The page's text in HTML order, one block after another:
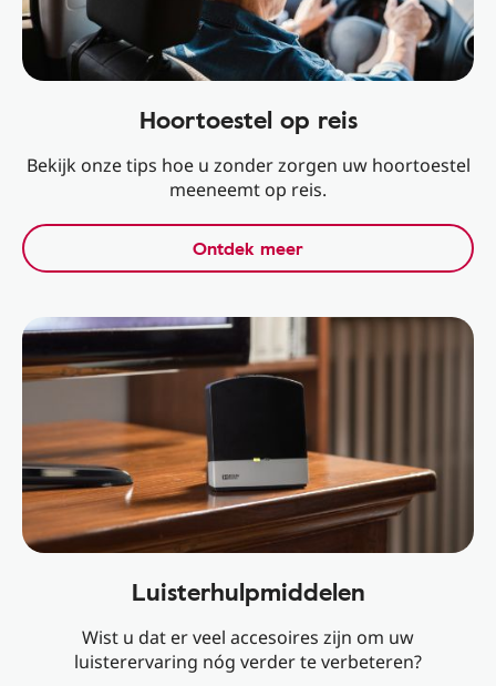
Hoortoestel op reis
Bekijk onze tips hoe u zonder zorgen uw hoortoestel
meeneemt op reis.
Ontdek meer
Luisterhulpmiddelen
Wist u dat er veel accesoires zijn om uw
luisterervaring nóg verder te verbeteren?